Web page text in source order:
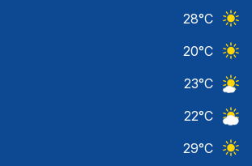
28°C
20°C
23°C
22°C
29°C